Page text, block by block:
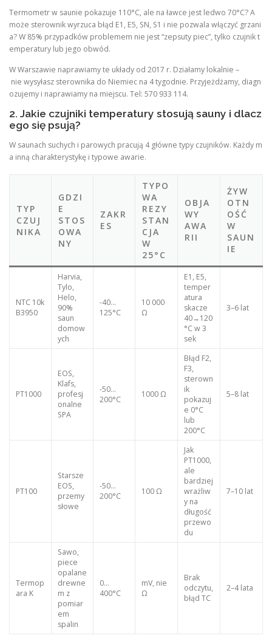
Termometr w saunie pokazuje 110°C, ale na ławce jest ledwo 70°C? A
może sterownik wyrzuca błąd E1, E5, SN, S1 i nie pozwala włączyć grzani
a? W 85% przypadków problemem nie jest “zepsuty piec”, tylko czujnik t
emperatury lub jego obwód.
W Warszawie naprawiamy te układy od 2017 r. Działamy lokalnie –
nie wysyłasz sterownika do Niemiec na 4 tygodnie. Przyjeżdżamy, diagn
ozujemy i naprawiamy na miejscu. Tel: 570 933 114.
2. Jakie czujniki temperatury stosują sauny i dlacz
ego się psują?
W saunach suchych i parowych pracują 4 główne typy czujników. Każdy m
a inną charakterystykę i typowe awarie.
TYP
CZUJ
NIKA
GDZI
E
STOS
OWA
NY
ZAKR
ES
TYPO
WA
REZY
STAN
CJA
W
25°C
OBJA
WY
AWA
RII
ŻYW
OTN
OŚĆ
W
SAUN
IE
NTC 10k
B3950
Harvia,
Tylo,
Helo,
90%
saun
domow
ych
-40…
125°C
10 000
Ω
E1, E5,
temper
atura
skacze
40→120
°C w 3
sek
3–6 lat
PT1000
EOS,
Klafs,
profesj
onalne
SPA
-50…
200°C
1000 Ω
Błąd F2,
F3,
sterown
ik
pokazuj
e 0°C
lub
200°C
5–8 lat
PT100
Starsze
EOS,
przemy
słowe
-50…
200°C
100 Ω
Jak
PT1000,
ale
bardziej
wrażliw
y na
długość
przewo
du
7–10 lat
Termop
ara K
Sawo,
piece
opalane
drewne
m z
pomiar
em
spalin
0…
400°C
mV, nie
Ω
Brak
odczytu,
błąd TC
2–4 lata